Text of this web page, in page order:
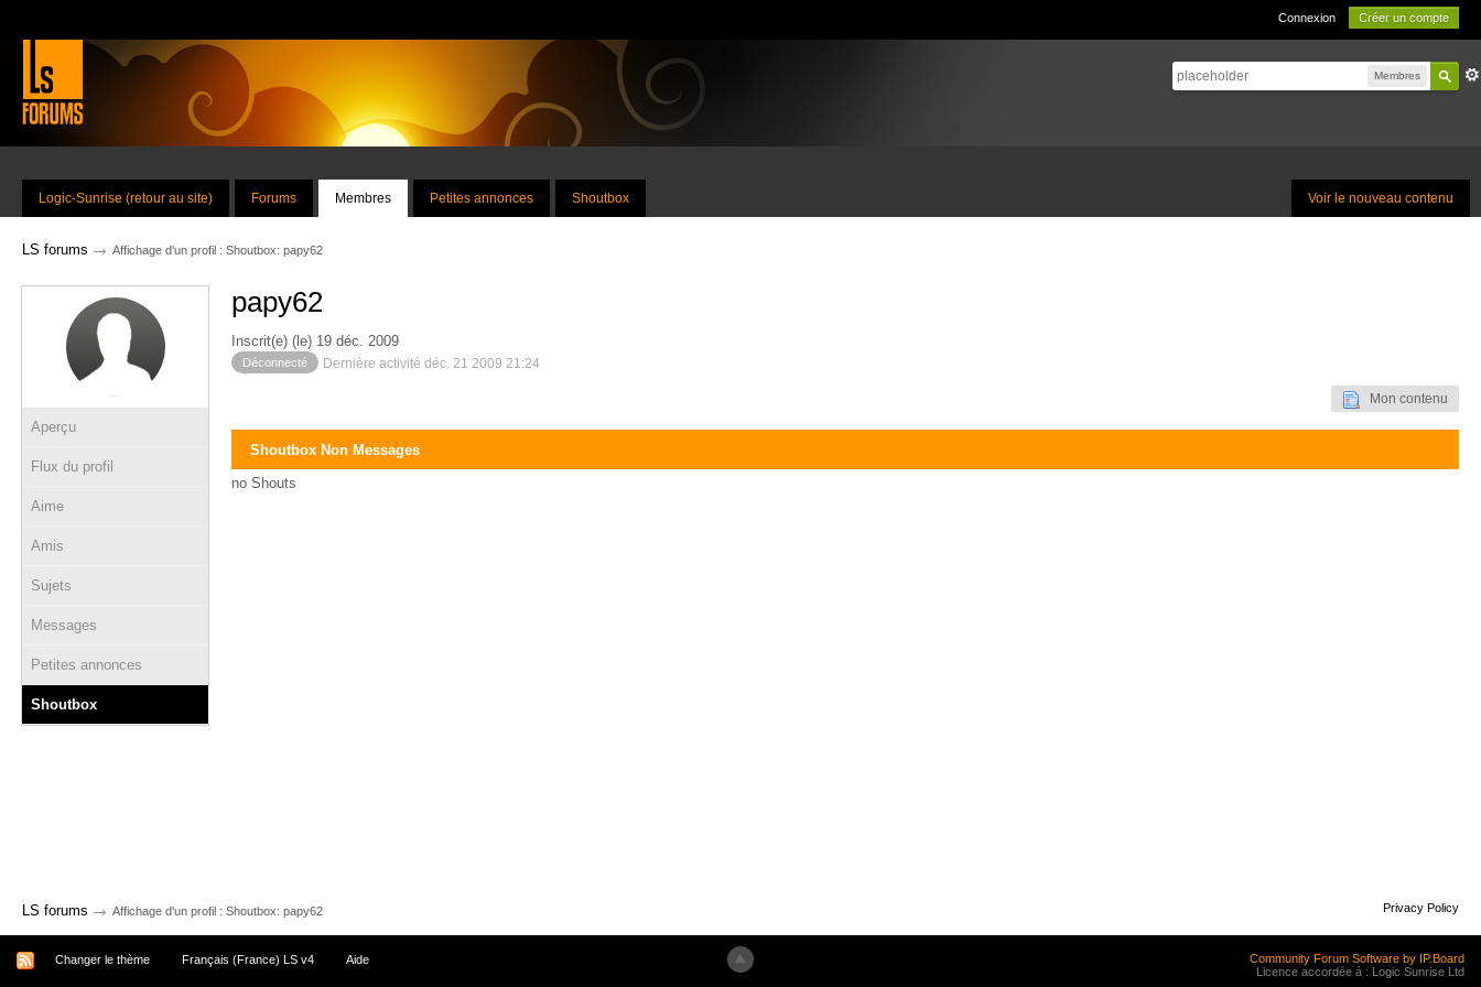
Connexion Créer un compte
Membres
Voir le nouveau contenu
Logic-Sunrise (retour au site) Forums Membres Petites annonces Shoutbox
LS forums → Affichage d'un profil : Shoutbox: papy62
Aperçu
Flux du profil
Aime
Amis
Sujets
Messages
Petites annonces
Shoutbox
papy62
Inscrit(e) (le) 19 déc. 2009
Déconnecté Dernière activité déc. 21 2009 21:24
Mon contenu
Shoutbox Non Messages
no Shouts
LS forums → Affichage d'un profil : Shoutbox: papy62 Privacy Policy
Changer le thème Français (France) LS v4 Aide
Community Forum Software by IP.Board
Licence accordée à : Logic Sunrise Ltd